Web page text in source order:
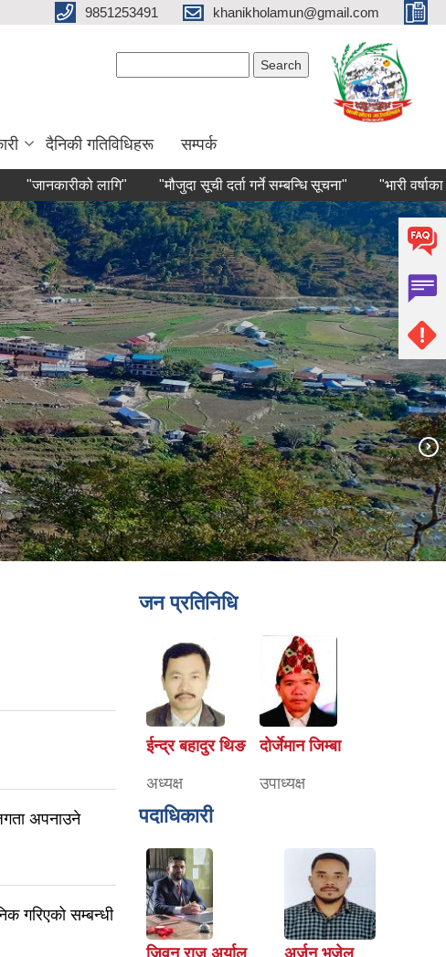
9851253491 khanikholamun@gmail.com
दैनिकी गतिविधिहरू सम्पर्क
लागि" "मौजुदा सूची दर्ता गर्ने सम्बन्धि सूचना" "भारी वर्षाका कारण
अपनाउने
गरिएको सम्बन्धी
जन प्रतिनिधि
ईन्द्र बहादुर थिङ
अध्यक्ष
दोर्जेमान जिम्बा
उपाध्यक्ष
पदाधिकारी
जिवन राज अर्याल
अर्जुन भुजेल